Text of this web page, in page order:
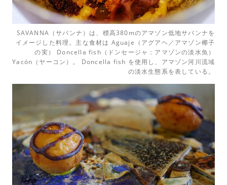
SAVANNA（サバンナ）は、標高380mのアマゾン低地サバンナを
イメージした料理。主な食材は Aguaje（アグアヘ／アマゾン椰子
の実） Doncella fish（ドンセージャ：アマゾンの淡水魚）
Yacón（ヤーコン）。 Doncella fish を使用し、アマゾン河川流域
の淡水生態系を表している。